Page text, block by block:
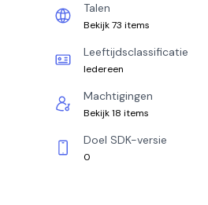
Talen
Bekijk 73 items
Leeftijdsclassificatie
Iedereen
Machtigingen
Bekijk 18 items
Doel SDK-versie
0